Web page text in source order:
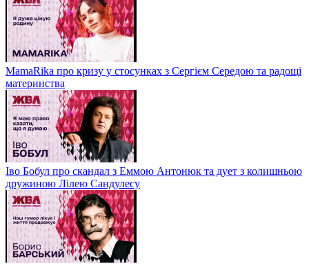
MamaRika про кризу у стосунках з Сергієм Середою та радощі
материнства
Іво Бобул про скандал з Еммою Антонюк та дует з колишньою
дружиною Лілею Сандулесу